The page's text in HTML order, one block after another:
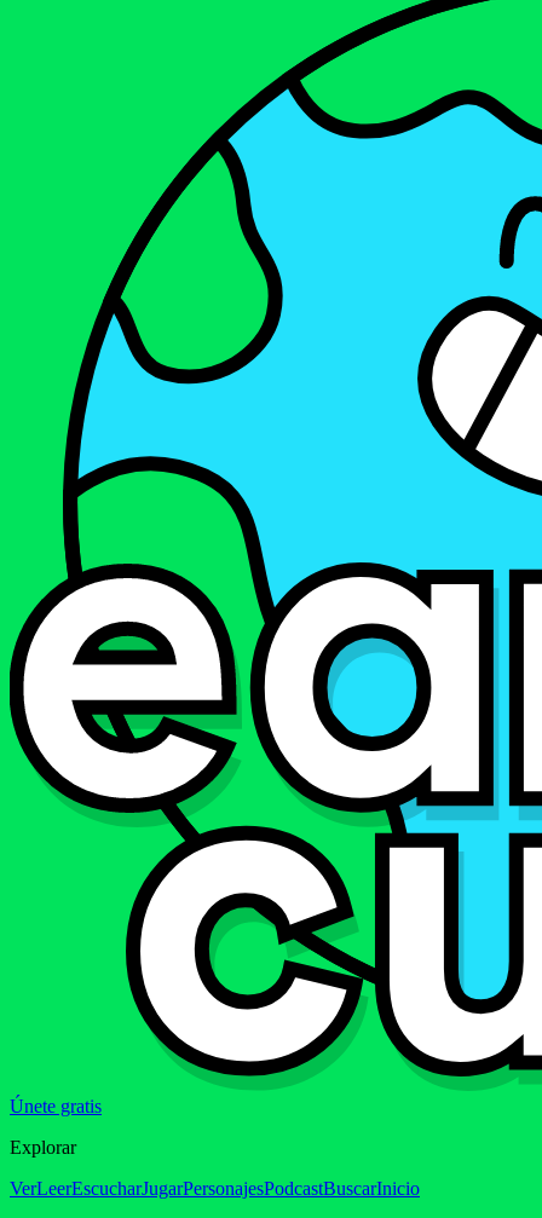
Únete gratis
Explorar
VerLeerEscucharJugarPersonajesPodcastBuscarInicio